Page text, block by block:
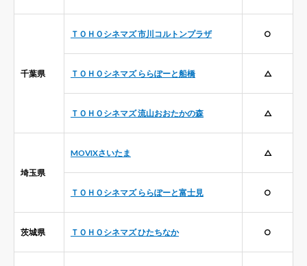
千葉県
ＴＯＨＯシネマズ 市川コルトンプラザ ○
ＴＯＨＯシネマズ ららぽーと船橋 △
ＴＯＨＯシネマズ 流山おおたかの森 △
埼玉県
MOVIXさいたま △
ＴＯＨＯシネマズ ららぽーと富士見 ○
茨城県 ＴＯＨＯシネマズ ひたちなか ○